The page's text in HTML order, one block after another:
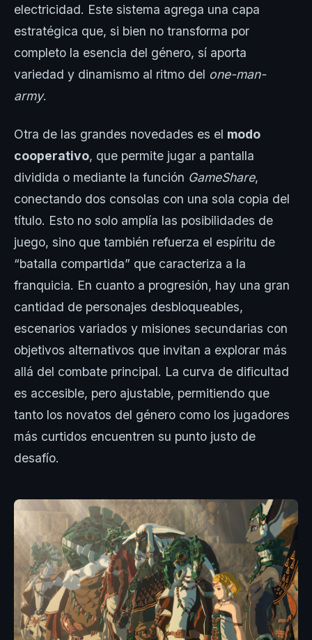
electricidad. Este sistema agrega una capa
estratégica que, si bien no transforma por
completo la esencia del género, sí aporta
variedad y dinamismo al ritmo del one-man-
army.
Otra de las grandes novedades es el modo
cooperativo, que permite jugar a pantalla
dividida o mediante la función GameShare,
conectando dos consolas con una sola copia del
título. Esto no solo amplía las posibilidades de
juego, sino que también refuerza el espíritu de
“batalla compartida” que caracteriza a la
franquicia. En cuanto a progresión, hay una gran
cantidad de personajes desbloqueables,
escenarios variados y misiones secundarias con
objetivos alternativos que invitan a explorar más
allá del combate principal. La curva de dificultad
es accesible, pero ajustable, permitiendo que
tanto los novatos del género como los jugadores
más curtidos encuentren su punto justo de
desafío.